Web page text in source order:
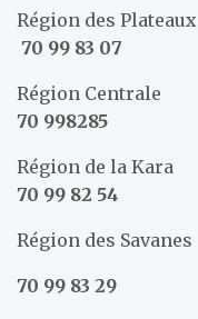
Région des Plateaux
70 99 83 07
Région Centrale
70 998285
Région de la Kara
70 99 82 54
Région des Savanes
70 99 83 29